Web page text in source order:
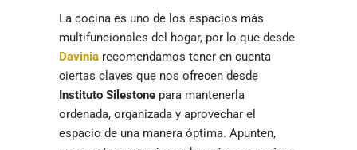
La cocina es uno de los espacios más
multifuncionales del hogar, por lo que desde
Davinia recomendamos tener en cuenta
ciertas claves que nos ofrecen desde
Instituto Silestone para mantenerla
ordenada, organizada y aprovechar el
espacio de una manera óptima. Apunten,